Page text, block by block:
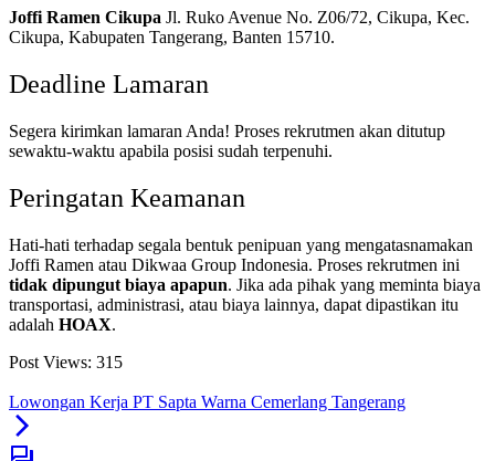
Joffi Ramen Cikupa Jl. Ruko Avenue No. Z06/72, Cikupa, Kec.
Cikupa, Kabupaten Tangerang, Banten 15710.
Deadline Lamaran
Segera kirimkan lamaran Anda! Proses rekrutmen akan ditutup
sewaktu-waktu apabila posisi sudah terpenuhi.
Peringatan Keamanan
Hati-hati terhadap segala bentuk penipuan yang mengatasnamakan
Joffi Ramen atau Dikwaa Group Indonesia. Proses rekrutmen ini
tidak dipungut biaya apapun. Jika ada pihak yang meminta biaya
transportasi, administrasi, atau biaya lainnya, dapat dipastikan itu
adalah HOAX.
Post Views: 315
Lowongan Kerja PT Sapta Warna Cemerlang Tangerang